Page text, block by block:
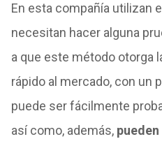
En esta compañía utilizan
necesitan hacer alguna
a que este método otorga
rápido al mercado, con un
puede ser fácilmente
así como, además,